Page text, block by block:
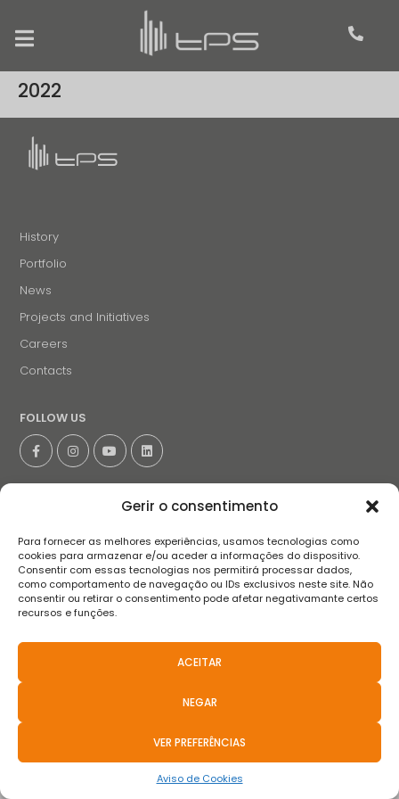
Gerir o consentimento
Para fornecer as melhores experiências, usamos tecnologias como
cookies para armazenar e/ou aceder a informações do dispositivo.
Consentir com essas tecnologias nos permitirá processar dados,
como comportamento de navegação ou IDs exclusivos neste site. Não
consentir ou retirar o consentimento pode afetar negativamante certos
recursos e funções.
ACEITAR
NEGAR
VER PREFERÊNCIAS
Aviso de Cookies
2022
History
Portfolio
News
Projects and Initiatives
Careers
Contacts
FOLLOW US
Terms and conditions Privacy Policy Complaint book
Anti-Corruption Policies
Whistleblower Channel
2021 © Teixeira, Pinto & Soares, SA - All Rights Reserved.
Basicamente.pt